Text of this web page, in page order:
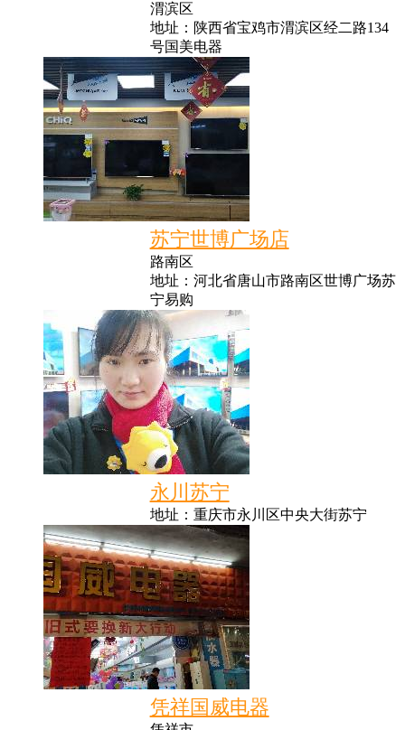
渭滨区
地址：陕西省宝鸡市渭滨区经二路134
号国美电器
苏宁世博广场店
路南区
地址：河北省唐山市路南区世博广场苏
宁易购
永川苏宁
地址：重庆市永川区中央大街苏宁
凭祥国威电器